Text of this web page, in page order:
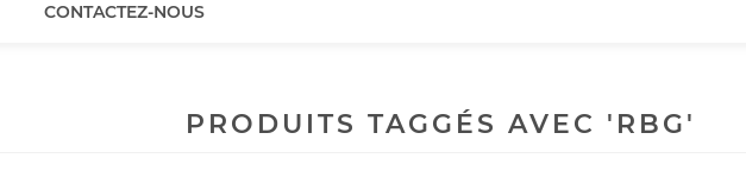
CONTACTEZ-NOUS
PRODUITS TAGGÉS AVEC 'RBG'